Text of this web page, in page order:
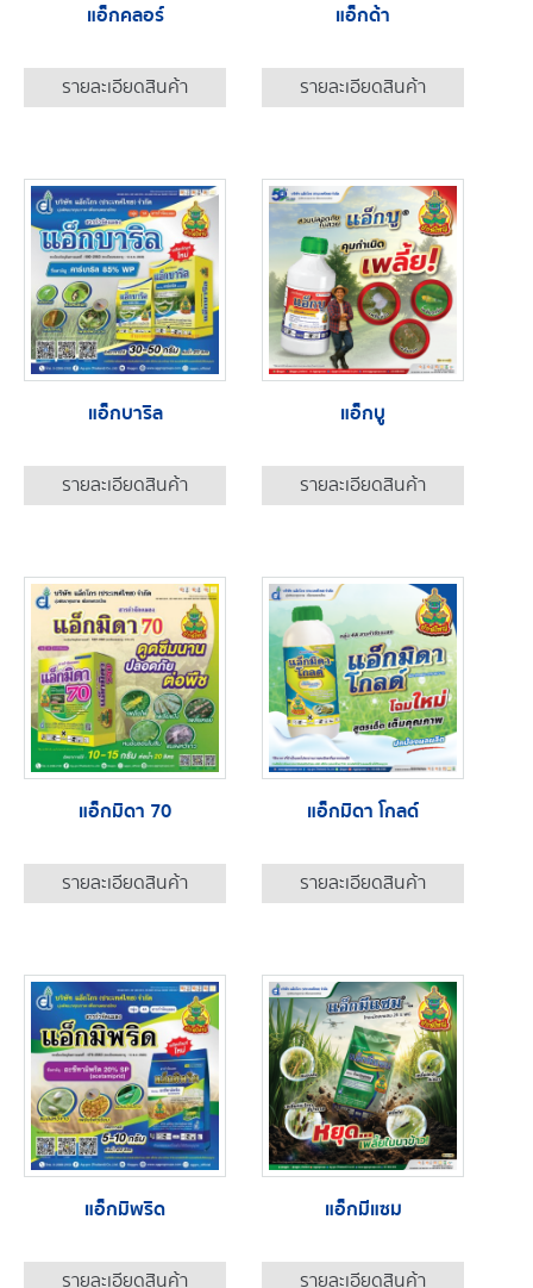
แอ็กคลอร์
รายละเอียดสินค้า
แอ็กด้า
รายละเอียดสินค้า
แอ็กบาริล
รายละเอียดสินค้า
แอ็กบู
รายละเอียดสินค้า
แอ็กมิดา 70
รายละเอียดสินค้า
แอ็กมิดา โกลด์
รายละเอียดสินค้า
แอ็กมิพริด
รายละเอียดสินค้า
แอ็กมีแซม
รายละเอียดสินค้า